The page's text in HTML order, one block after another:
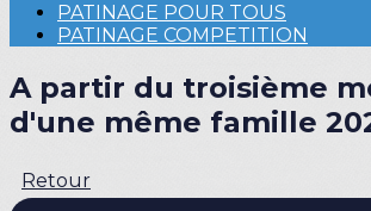
PATINAGE POUR TOUS
PATINAGE COMPETITION
A partir du troisième
d'une même famille
Retour